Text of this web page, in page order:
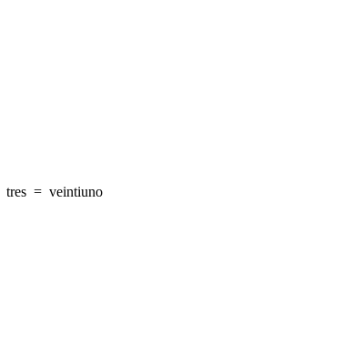
tres = veintiuno